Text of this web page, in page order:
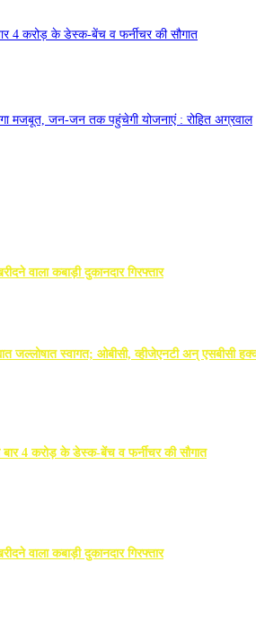
4 करोड़ के डेस्क-बेंच व फर्नीचर की सौगात
मजबूत, जन-जन तक पहुंचेगी योजनाएं : रोहित अग्रवाल
वाला कबाड़ी दुकानदार गिरफ्तार
जल्लोषात स्वागत; ओबीसी, व्हीजेएनटी अन् एसबीसी
बार 4 करोड़ के डेस्क-बेंच व फर्नीचर की सौगात
वाला कबाड़ी दुकानदार गिरफ्तार